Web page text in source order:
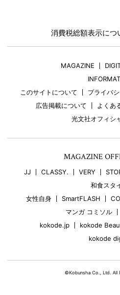
消費税総額表示につ
MAGAZINE
このサイトについて
プライバ
広告掲載について
よくあ
光文社オフィシ
MAGAZINE
JJ CLASSY. VERY
和食スタ
女性自身
SmartFLASH
マンガ コミソル
kokode.jp
kokode
kokode
©Kobunsha Co., Ltd. All